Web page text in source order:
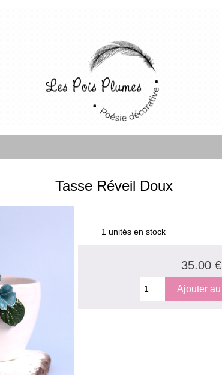
Tasse Réveil Doux
1 unités en stock
35.00 €